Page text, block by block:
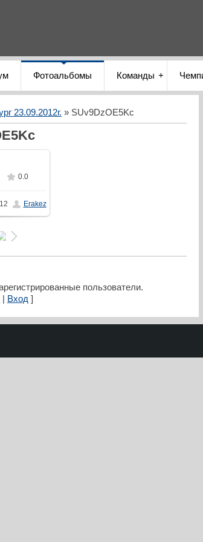
Фотоальбомы Команды
23.09.2012г. » SUv9DzOE5Kc
0.0
Erakez
пользователи.
Вход ]